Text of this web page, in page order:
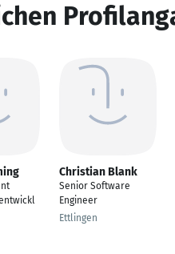
Christian Blank
Senior Software
Engineer
Ettlingen